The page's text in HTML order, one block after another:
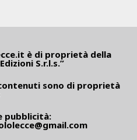
è di proprietà della
S.r.l.s.”
sono di proprietà
pubblicità: